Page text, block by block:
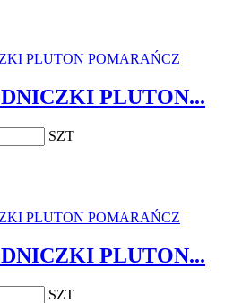
PLUTON...
SZT
PLUTON...
SZT